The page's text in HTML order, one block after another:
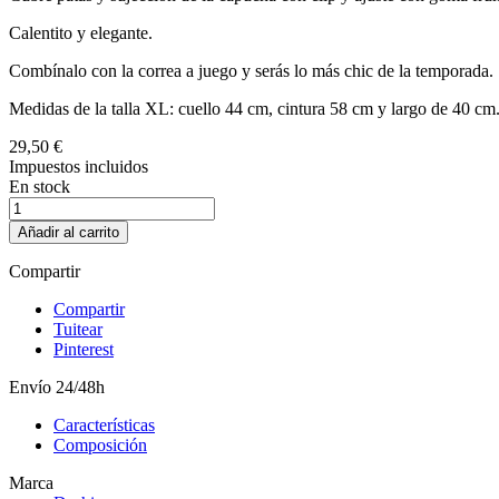
Calentito y elegante.
Combínalo con la correa a juego y serás lo más chic de la temporada.
Medidas de la talla XL: cuello 44 cm, cintura 58 cm y largo de 40 cm.
29,50 €
Impuestos incluidos
En stock
Añadir al carrito
Compartir
Compartir
Tuitear
Pinterest
Envío 24/48h
Características
Composición
Marca